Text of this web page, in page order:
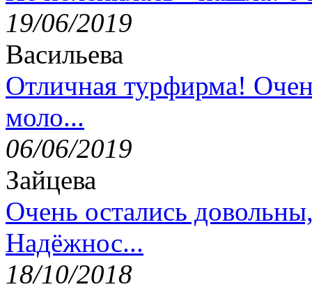
19/06/2019
Васильева
Отличная турфирма!
моло...
06/06/2019
Зайцева
Очень остались
Надёжнос...
18/10/2018